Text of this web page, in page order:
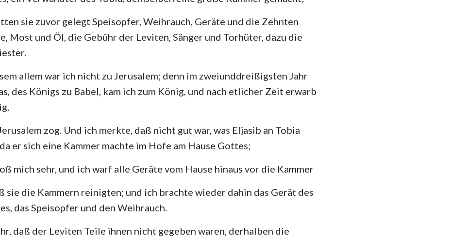
Sprüche
Hohelied
Amos
Jona
Nahum
Zephanja
Sacharja
Hebräer Jakobus
1. Petrus 2. Petrus
sie zuvor gelegt Speisopfer, Weihrauch, Geräte und die Zehnten
Most und Öl, die Gebühr der Leviten, Sänger und Torhüter, dazu die
allem war ich nicht zu Jerusalem; denn im zweiunddreißigsten Jahr
des Königs zu Babel, kam ich zum König, und nach etlicher Zeit erwarb
zog. Und ich merkte, daß nicht gut war, was Eljasib an Tobia
er sich eine Kammer machte im Hofe am Hause Gottes;
mich sehr, und ich warf alle Geräte vom Hause hinaus vor die Kammer
sie die Kammern reinigten; und ich brachte wieder dahin das Gerät des
das Speisopfer und den Weihrauch.
daß der Leviten Teile ihnen nicht gegeben waren, derhalben die